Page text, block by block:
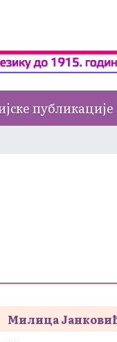
публикације
Милица